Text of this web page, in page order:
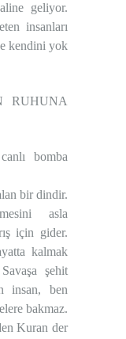
geliyor.
insanları
kendini yok
RUHUNA
bomba
bir dindir.
asla
için gider.
kalmak
şehit
insan, ben
bakmaz.
Kuran der